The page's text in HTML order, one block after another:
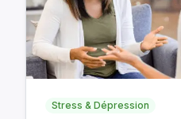
Stress & Dépression